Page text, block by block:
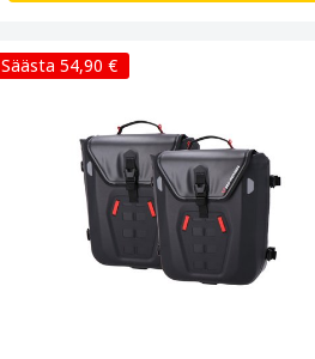
Säästa 54,90 €